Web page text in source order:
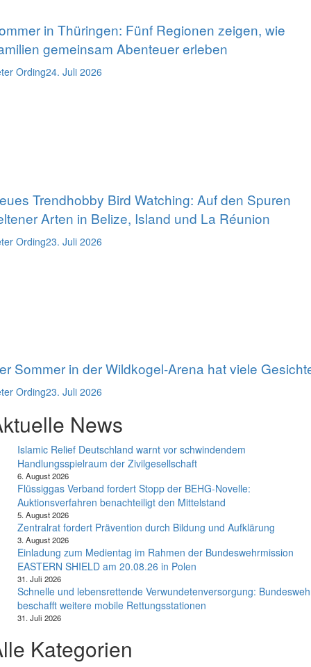
in Thüringen: Fünf Regionen zeigen, wie
gemeinsam Abenteuer erleben
Ording24. Juli 2026
Trendhobby Bird Watching: Auf den Spuren
Arten in Belize, Island und La Réunion
Ording23. Juli 2026
Sommer in der Wildkogel-Arena hat viele
Ording23. Juli 2026
News
Islamic Relief Deutschland warnt vor schwindendem
Handlungsspielraum der Zivilgesellschaft
6. August 2026
Flüssiggas Verband fordert Stopp der BEHG-Novelle:
Auktionsverfahren benachteiligt den Mittelstand
5. August 2026
Zentralrat fordert Prävention durch Bildung und Aufklärung
3. August 2026
Einladung zum Medientag im Rahmen der Bundeswehrmission
EASTERN SHIELD am 20.08.26 in Polen
31. Juli 2026
Schnelle und lebensrettende Verwundetenversorgung:
beschafft weitere mobile Rettungsstationen
31. Juli 2026
Kategorien